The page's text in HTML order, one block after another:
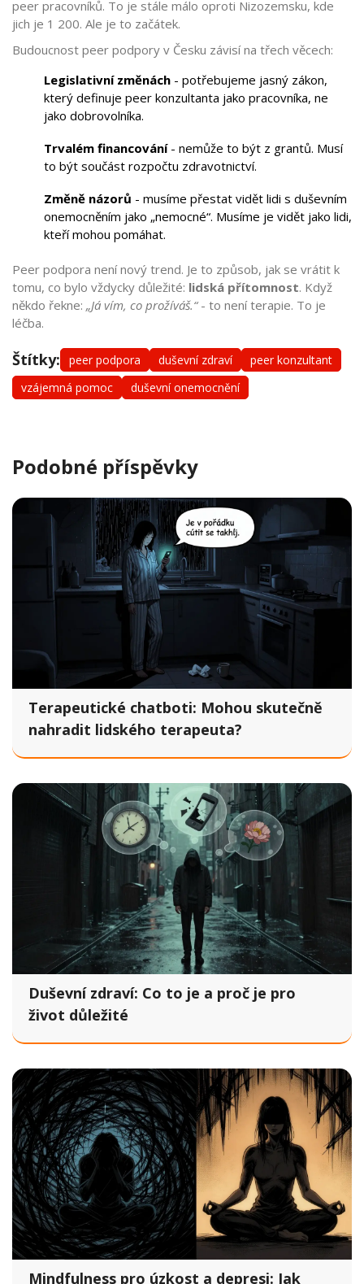
peer pracovníků. To je stále málo oproti Nizozemsku, kde
jich je 1 200. Ale je to začátek.
Budoucnost peer podpory v Česku závisí na třech věcech:
Legislativní změnách - potřebujeme jasný zákon,
který definuje peer konzultanta jako pracovníka, ne
jako dobrovolníka.
Trvalém financování- nemůže to být z grantů. Musí
to být součást rozpočtu zdravotnictví.
Změně názorů - musíme přestat vidět lidi s duševním
onemocněním jako „nemocné“. Musíme je vidět jako lidi,
kteří mohou pomáhat.
Peer podpora není nový trend. Je to způsob, jak se vrátit k
tomu, co bylo vždycky důležité: lidská přítomnost. Když
někdo řekne: „Já vím, co prožíváš.“- to není terapie. To je
léčba.
Štítky: peer podpora duševní zdraví
peer konzultant
vzájemná pomoc
duševní onemocnění
Podobné příspěvky
Terapeutické chatboti: Mohou skutečně
nahradit lidského terapeuta?
Duševní zdraví: Co to je a proč je pro
život důležité
Mindfulness pro úzkost a depresi: Jak